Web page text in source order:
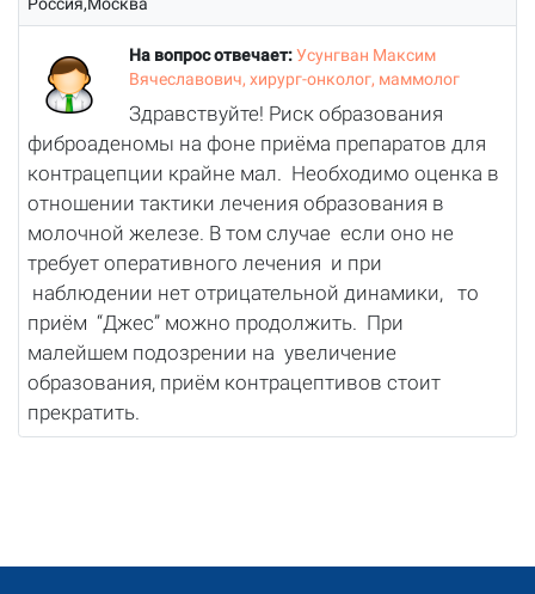
Россия,Москва
На вопрос отвечает: Усунгван Максим
Вячеславович, хирург-онколог, маммолог
Здравствуйте! Риск образования
фиброаденомы на фоне приёма препаратов для
контрацепции крайне мал. Необходимо оценка в
отношении тактики лечения образования в
молочной железе. В том случае если оно не
требует оперативного лечения и при
наблюдении нет отрицательной динамики, то
приём “Джес” можно продолжить. При
малейшем подозрении на увеличение
образования, приём контрацептивов стоит
прекратить.